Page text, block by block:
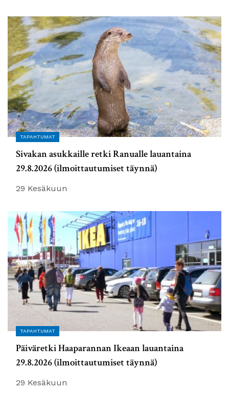
TAPAHTUMAT
Sivakan asukkaille retki Ranualle lauantaina
29.8.2026 (ilmoittautumiset täynnä)
29 Kesäkuun
TAPAHTUMAT
Päiväretki Haaparannan Ikeaan lauantaina
29.8.2026 (ilmoittautumiset täynnä)
29 Kesäkuun